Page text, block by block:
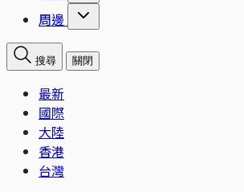
周邊
搜尋 關閉
最新
國際
大陸
香港
台灣